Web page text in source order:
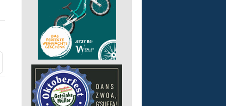
Lebenshilfe im Landkreis
GmbH
57610 Altenkirchen